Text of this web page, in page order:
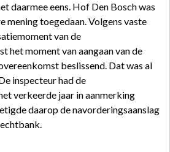
daarmee eens. Hof Den Bosch was
mening toegedaan. Volgens vaste
van de
het moment van aangaan van de
beslissend. Dat was al
inspecteur had de
verkeerde jaar in aanmerking
daarop de navorderingsaanslag